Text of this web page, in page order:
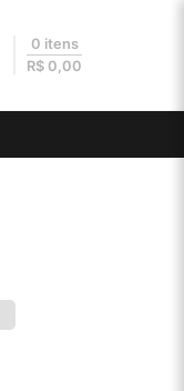
0 itens
R$ 0,00